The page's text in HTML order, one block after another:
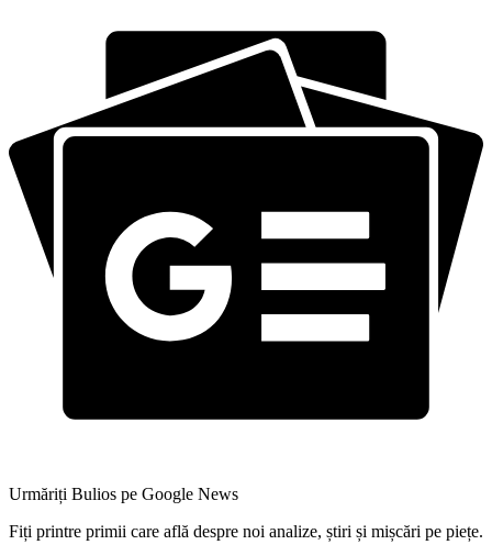
Urmăriți Bulios pe Google News
Fiți printre primii care află despre noi analize, știri și mișcări pe piețe.